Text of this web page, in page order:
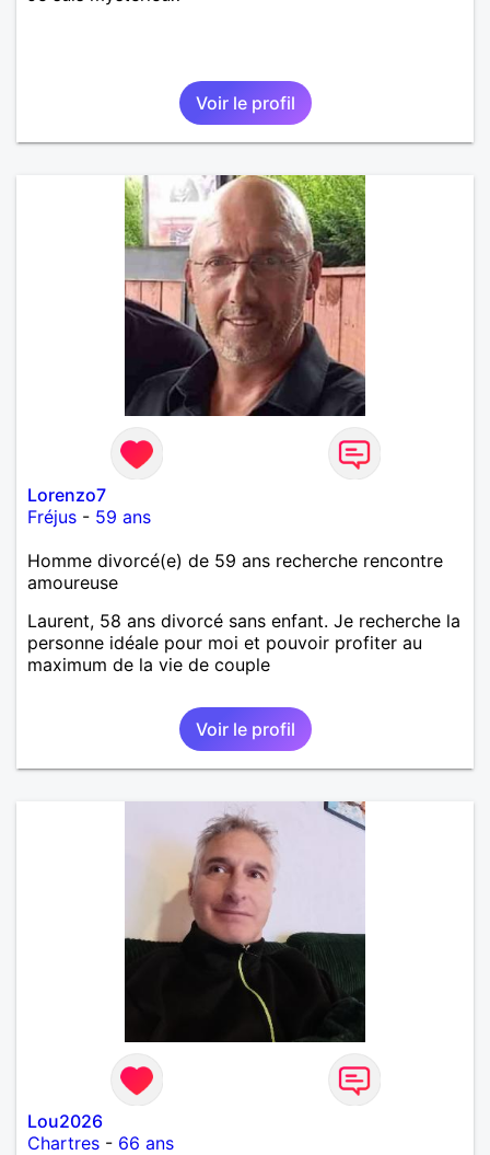
Voir le profil
Lorenzo7
Fréjus - 59 ans
Homme divorcé(e) de 59 ans recherche rencontre
amoureuse
Laurent, 58 ans divorcé sans enfant. Je recherche la
personne idéale pour moi et pouvoir profiter au
maximum de la vie de couple
Voir le profil
Lou2026
Chartres - 66 ans